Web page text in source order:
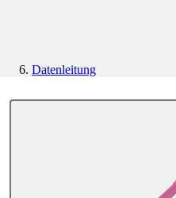
Datenleitung